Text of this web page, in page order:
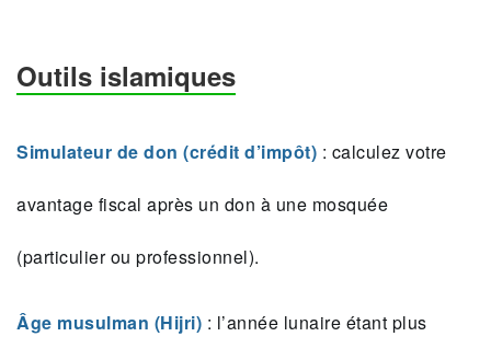
Outils islamiques
Simulateur de don (crédit d’impôt) : calculez votre
avantage fiscal après un don à une mosquée
(particulier ou professionnel).
Âge musulman (Hijri) : l’année lunaire étant plus